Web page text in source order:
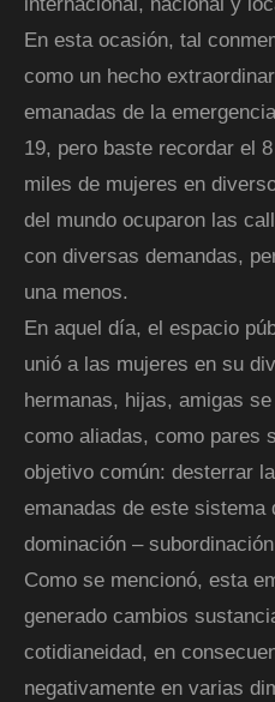
internacional, nacional y
En esta ocasión, tal
como un hecho
emanadas de la
19, pero baste recordar el
miles de mujeres en
del mundo ocuparon las
con diversas demandas,
una menos.
En aquel día, el espacio
unió a las mujeres en su
hermanas, hijas, amigas
como aliadas, como pares
objetivo común: desterrar
emanadas de este sistema
dominación –
Como se mencionó, esta
generado cambios
cotidianeidad, en
negativamente en varias